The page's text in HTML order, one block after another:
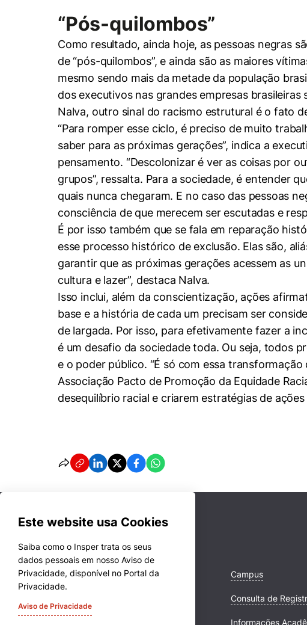
“Pós-quilombos”
Como resultado, ainda hoje, as pessoas negras
de “pós-quilombos”, e ainda são as maiores
mesmo sendo mais da metade da população
dos executivos nas grandes empresas
Nalva, outro sinal do racismo estrutural é o fato
“Para romper esse ciclo, é preciso de muito
saber para as próximas gerações”, indica a
pensamento. “Descolonizar é ver as coisas por
grupos”, ressalta. Para a sociedade, é entender
quais nunca chegaram. E no caso das pessoas
consciência de que merecem ser escutadas e
É por isso também que se fala em reparação
esse processo histórico de exclusão. Elas são,
garantir que as próximas gerações acessem as
cultura e lazer”, destaca Nalva.
Isso inclui, além da conscientização, ações
base e a história de cada um precisam ser
de largada. Por isso, para efetivamente fazer a
é um desafio da sociedade toda. Ou seja, todos
e o poder público. “É só com essa
Associação Pacto de Promoção da Equidade
desequilíbrio racial e criarem estratégias de
Este website usa Cookies
Saiba como o Insper trata os seus
dados pessoais em nosso Aviso de
Privacidade, disponível no Portal da
Privacidade.
Aviso de Privacidade
Cursos Campus
Consulta de
Informações